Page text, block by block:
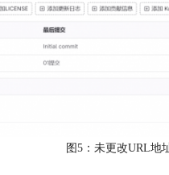
图5：未更改URL地